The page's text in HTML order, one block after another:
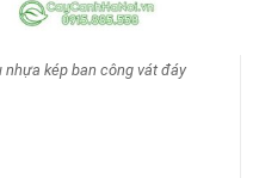
nhựa kép ban công vát đáy